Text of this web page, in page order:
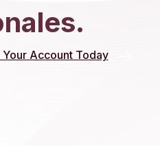
Your Account Today